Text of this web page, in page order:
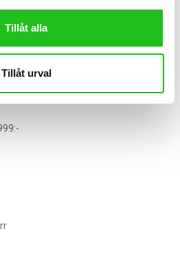
Tillåt alla
Tillåt urval
Shimano